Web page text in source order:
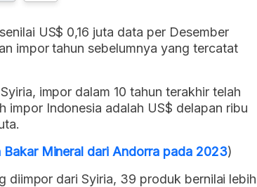
US$ 0,16 juta data per Desember
impor tahun sebelumnya yang tercatat
impor dalam 10 tahun terakhir telah
impor Indonesia adalah US$ delapan ribu
Mineral dari Andorra pada 2023)
dari Syiria, 39 produk bernilai lebih